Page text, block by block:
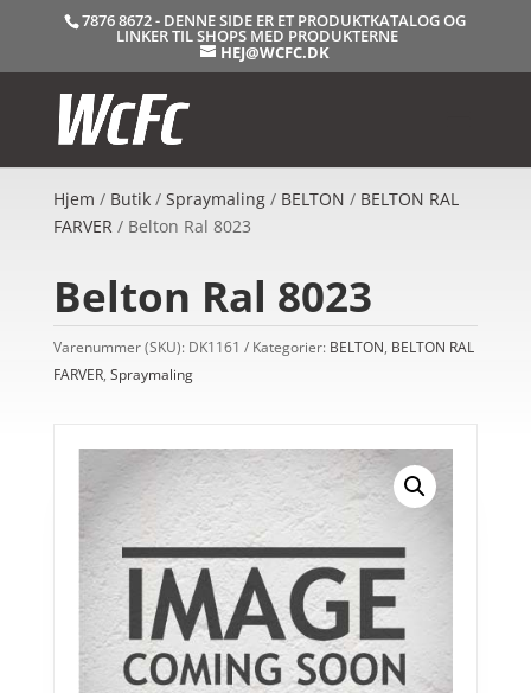
7876 8672 - DENNE SIDE ER ET PRODUKTKATALOG OG
LINKER TIL SHOPS MED PRODUKTERNE
HEJ@WCFC.DK
Hjem / Butik/ Spraymaling/ BELTON / BELTON RAL
FARVER/ Belton Ral 8023
Belton Ral 8023
Varenummer (SKU): DK1161 Kategorier: BELTON, BELTON RAL
FARVER, Spraymaling